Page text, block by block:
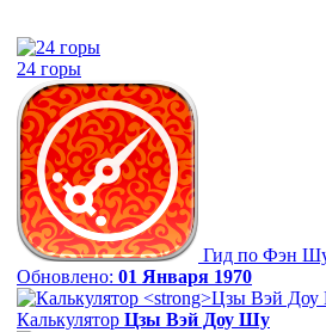
24 горы
Гид по Фэн
Обновлено: 01 Января 1970
Калькулятор Цзы Вэй Доу Шу